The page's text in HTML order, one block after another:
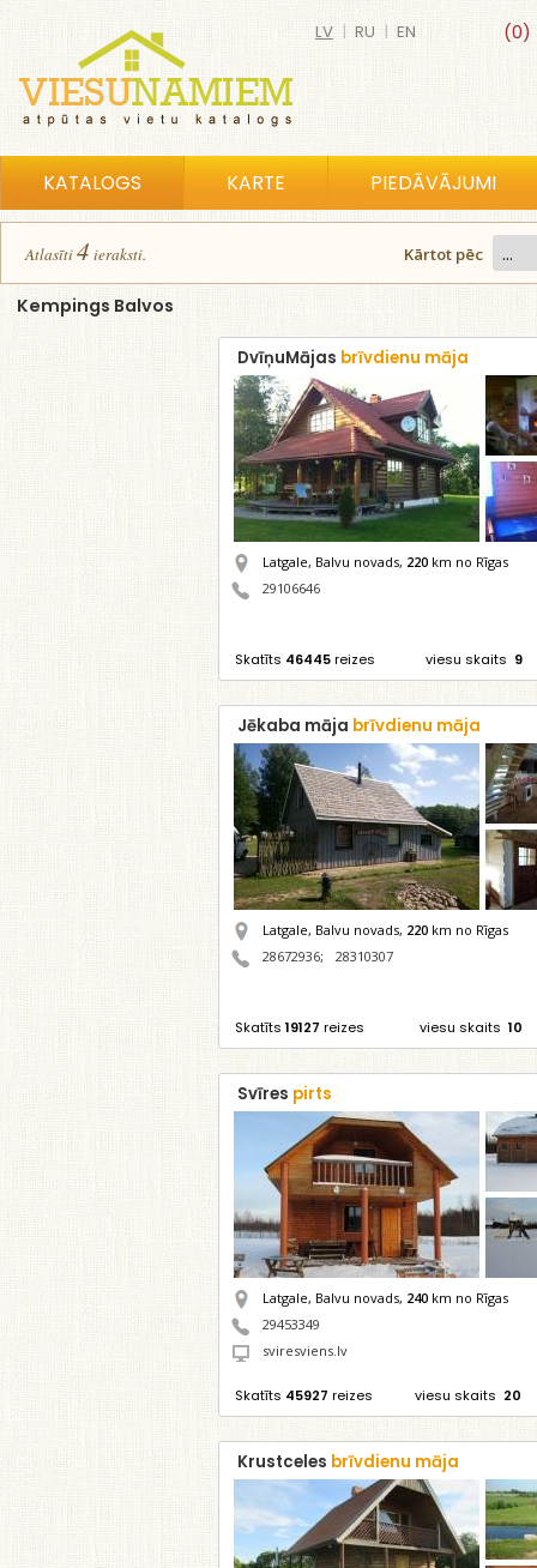
(0)
LV | RU | EN
KATALOGS KARTE PIEDĀVĀJUMI
Atlasīti4 ieraksti. Kārtot pēc
Kempings Balvos
DvīņuMājas brīvdienu māja
Latgale, Balvu novads, 220 km no Rīgas
29106646
Skatīts 46445reizes viesu skaits 9
Jēkaba māja brīvdienu māja
Latgale, Balvu novads, 220 km no Rīgas
28672936; 28310307
Skatīts 19127 reizes viesu skaits 10
Svīres pirts
Latgale, Balvu novads, 240 km no Rīgas
29453349
sviresviens.lv
Skatīts 45927 reizes viesu skaits 20
Krustceles brīvdienu māja